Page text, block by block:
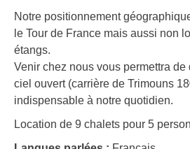
Notre positionnement
le Tour de France mais aussi non
étangs.
Venir chez nous vous permettra
ciel ouvert (carrière de Trimouns
indispensable à notre quotidien.
Location de 9 chalets pour 5